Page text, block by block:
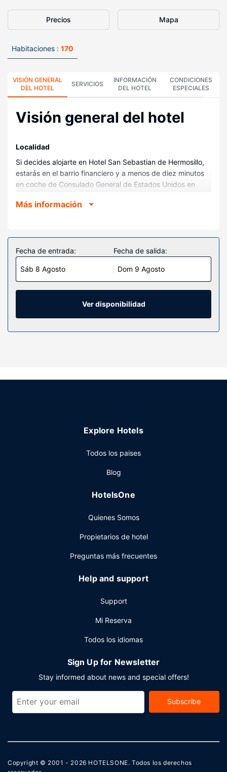
Precios Mapa
Habitaciones : 170
VISIÓN GENERAL
DEL HOTEL
SERVICIOS
INFORMACIÓN
DEL HOTEL
CONDICIONES
ESPECIALES
Visión general del hotel
Localidad
Si decides alojarte en Hotel San Sebastian de Hermosillo,
estarás en el barrio financiero y a menos de diez minutos
en coche de Consulado General de Estados Unidos en
Sonora. Además, este hotel se encuentra a 2,1 km de
Te sentirás como en tu propia casa en cualquiera de las
170 habitaciones con aire acondicionado. La conexión wifi
gratis te mantendrá en contacto con los tuyos. Además,
podrás disfrutar de canales por cable. El baño privado con
bañera o ducha está provisto de artículos de higiene
personal gratuitos y secadores de pelo. Entre las
que incluyen una piscina al aire libre y gimnasio.
San Sebastian, un restaurante especializado en cocina
aunque también puedes aprovechar el servicio de
acabar el día que con una bebida en el bar o lounge. Se
las 24 horas y consigna de equipaje a tu disposición. Las
instalaciones para eventos de este hotel incluyen zona
para conferencias y 3 salas de reuniones. Hay un
aparcamiento sin asistencia gratuito disponible.
Más información
Fecha de entrada:
Sáb 8 Agosto
Fecha de salida:
Dom 9 Agosto
Ver disponibilidad
Explore Hotels
Todos los paises
Blog
HotelsOne
Quienes Somos
Propietarios de hotel
Preguntas más frecuentes
Help and support
Support
Mi Reserva
Todos los idiomas
Sign Up for Newsletter
Stay informed about news and special offers!
Subscribe
Copyright © 2001 - 2026 HOTELSONE. Todos los derechos